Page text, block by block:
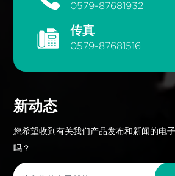
0579-87681932
传真
0579-87681516
新动态
您希望收到有关我们产品发布和新闻的电
吗？